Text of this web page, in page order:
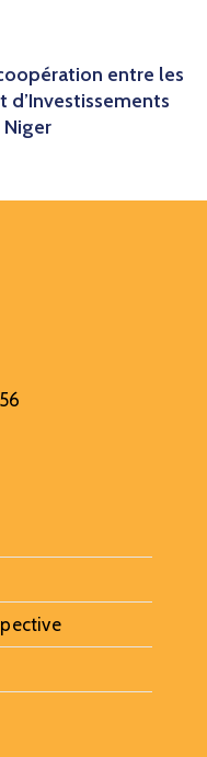
entre les
d’Investissements
Niger